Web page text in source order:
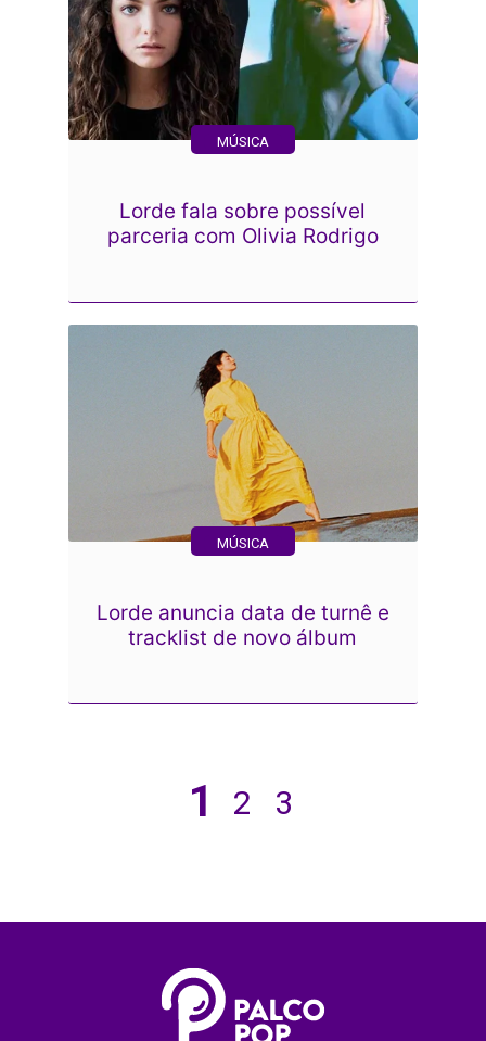
MÚSICA
Lorde fala sobre possível
parceria com Olivia Rodrigo
MÚSICA
Lorde anuncia data de turnê e
tracklist de novo álbum
1 2 3